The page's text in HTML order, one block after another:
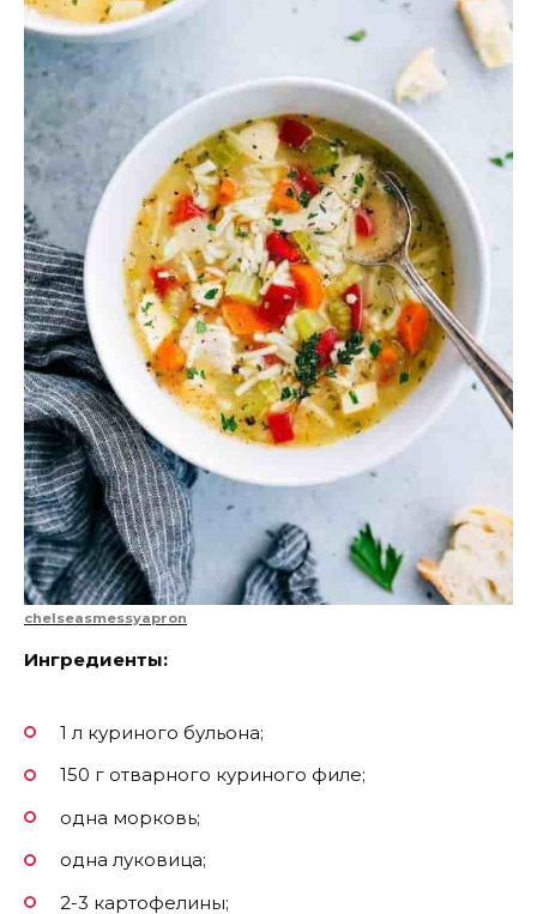
chelseasmessyapron
Ингредиенты:
1 л куриного бульона;
150 г отварного куриного филе;
одна морковь;
одна луковица;
2-3 картофелины;